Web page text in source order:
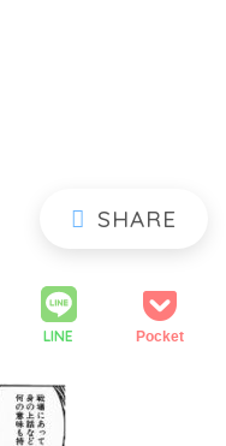
LINE Pocket